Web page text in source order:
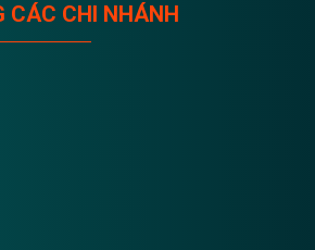
CÁC CHI NHÁNH